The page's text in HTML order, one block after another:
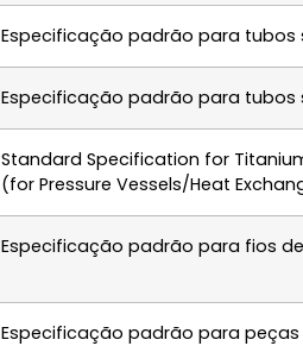
Especificação padrão para
Especificação padrão para
Standard Specification for
(for Pressure Vessels/Heat
Especificação padrão para fios
Especificação padrão para